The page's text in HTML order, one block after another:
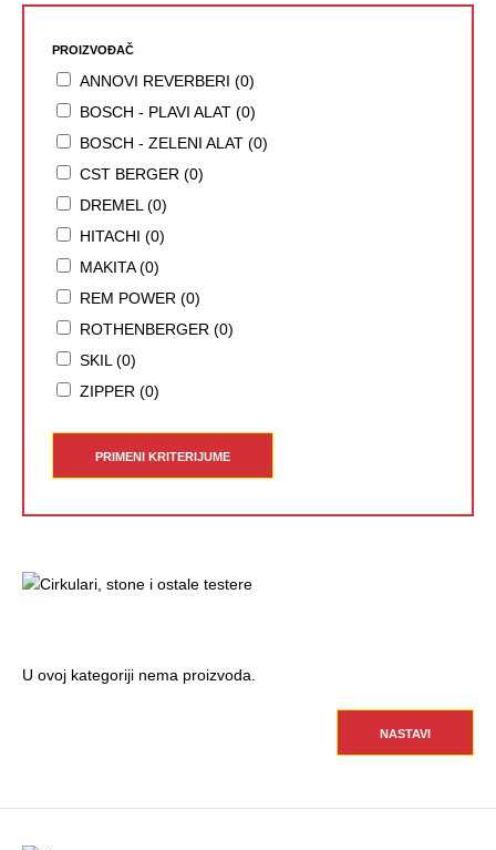
PROIZVOĐAČ
ANNOVI REVERBERI (0)
BOSCH - PLAVI ALAT (0)
BOSCH - ZELENI ALAT (0)
CST BERGER (0)
DREMEL (0)
HITACHI (0)
MAKITA (0)
REM POWER (0)
ROTHENBERGER (0)
SKIL (0)
ZIPPER (0)
PRIMENI KRITERIJUME
U ovoj kategoriji nema proizvoda.
NASTAVI